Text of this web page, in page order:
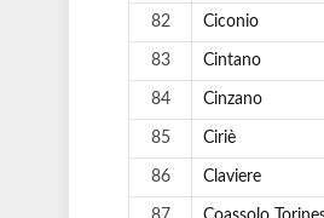
82 Ciconio
83 Cintano
84 Cinzano
85 Ciriè
86 Claviere